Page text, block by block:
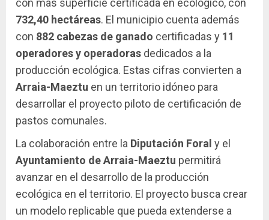
con más superficie certificada en ecológico, con
732,40 hectáreas. El municipio cuenta además
con 882 cabezas de ganado certificadas y 11
operadores y operadoras dedicados a la
producción ecológica. Estas cifras convierten a
Arraia-Maeztu en un territorio idóneo para
desarrollar el proyecto piloto de certificación de
pastos comunales.
La colaboración entre la Diputación Foral y el
Ayuntamiento de Arraia-Maeztu permitirá
avanzar en el desarrollo de la producción
ecológica en el territorio. El proyecto busca crear
un modelo replicable que pueda extenderse a